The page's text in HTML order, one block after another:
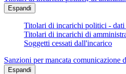
Espandi
Titolari di incarichi politici - dati
Titolari di incarichi di
Soggetti cessati dall'incarico
Sanzioni per mancata comunicazione
Espandi